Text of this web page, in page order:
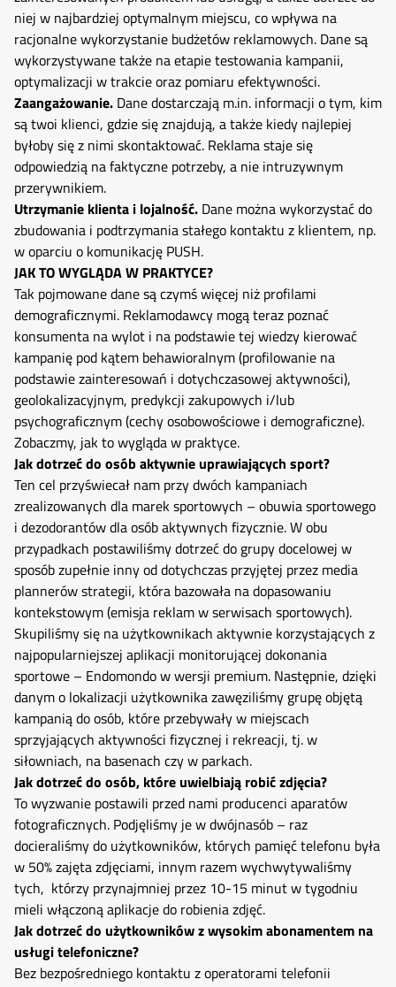
niej w najbardziej optymalnym miejscu, co wpływa na
racjonalne wykorzystanie budżetów reklamowych. Dane są
wykorzystywane także na etapie testowania kampanii,
optymalizacji w trakcie oraz pomiaru efektywności.
Zaangażowanie. Dane dostarczają m.in. informacji o tym, kim
są twoi klienci, gdzie się znajdują, a także kiedy najlepiej
byłoby się z nimi skontaktować. Reklama staje się
odpowiedzią na faktyczne potrzeby, a nie intruzywnym
przerywnikiem.
Utrzymanie klienta i lojalność. Dane można wykorzystać do
zbudowania i podtrzymania stałego kontaktu z klientem, np.
w oparciu o komunikację PUSH.
JAK TO WYGLĄDA W PRAKTYCE?
Tak pojmowane dane są czymś więcej niż profilami
demograficznymi. Reklamodawcy mogą teraz poznać
konsumenta na wylot i na podstawie tej wiedzy kierować
kampanię pod kątem behawioralnym (profilowanie na
podstawie zainteresowań i dotychczasowej aktywności),
geolokalizacyjnym, predykcji zakupowych i/lub
psychograficznym (cechy osobowościowe i demograficzne).
Zobaczmy, jak to wygląda w praktyce.
Jak dotrzeć do osób aktywnie uprawiających sport?
Ten cel przyświecał nam przy dwóch kampaniach
zrealizowanych dla marek sportowych – obuwia sportowego
i dezodorantów dla osób aktywnych fizycznie. W obu
przypadkach postawiliśmy dotrzeć do grupy docelowej w
sposób zupełnie inny od dotychczas przyjętej przez media
plannerów strategii, która bazowała na dopasowaniu
kontekstowym (emisja reklam w serwisach sportowych).
Skupiliśmy się na użytkownikach aktywnie korzystających z
najpopularniejszej aplikacji monitorującej dokonania
sportowe – Endomondo w wersji premium. Następnie, dzięki
danym o lokalizacji użytkownika zawęziliśmy grupę objętą
kampanią do osób, które przebywały w miejscach
sprzyjających aktywności fizycznej i rekreacji, tj. w
siłowniach, na basenach czy w parkach.
Jak dotrzeć do osób, które uwielbiają robić zdjęcia?
To wyzwanie postawili przed nami producenci aparatów
fotograficznych. Podjęliśmy je w dwójnasób – raz
docieraliśmy do użytkowników, których pamięć telefonu była
w 50% zajęta zdjęciami, innym razem wychwytywaliśmy
tych, którzy przynajmniej przez 10-15 minut w tygodniu
mieli włączoną aplikacje do robienia zdjęć.
Jak dotrzeć do użytkowników z wysokim abonamentem na
usługi telefoniczne?
Bez bezpośredniego kontaktu z operatorami telefonii